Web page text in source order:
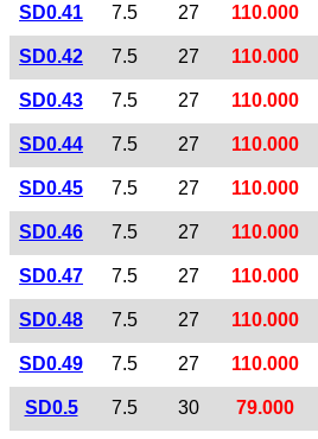
SD0.41 7.5 27 110.000
SD0.42 7.5 27 110.000
SD0.43 7.5 27 110.000
SD0.44 7.5 27 110.000
SD0.45 7.5 27 110.000
SD0.46 7.5 27 110.000
SD0.47 7.5 27 110.000
SD0.48 7.5 27 110.000
SD0.49 7.5 27 110.000
SD0.5 7.5 30 79.000